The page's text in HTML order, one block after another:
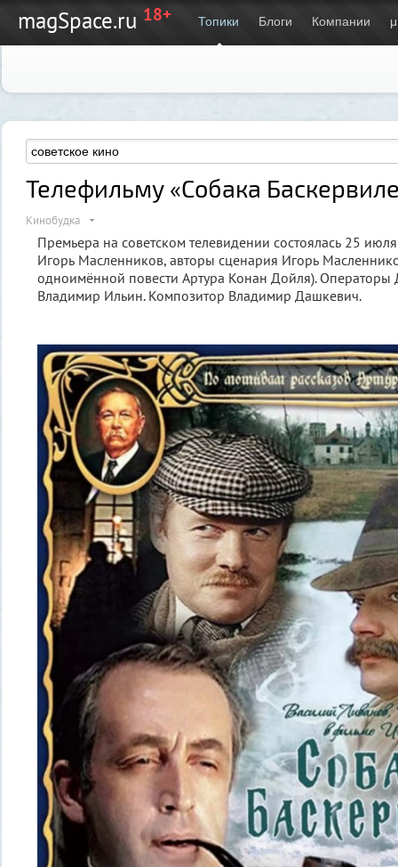
magSpace.ru 18+ Топики Блоги Компании μ
Телефильму «Собака
Кинобудка
Премьера на советском телевидении состоялась 25
Игорь Масленников, авторы сценария Игорь
одноимённой повести Артура Конан Дойля).
Владимир Ильин. Композитор Владимир Дашкевич.